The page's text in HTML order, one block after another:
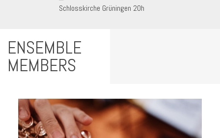
Schlosskirche Grüningen 20h
ENSEMBLE
MEMBERS